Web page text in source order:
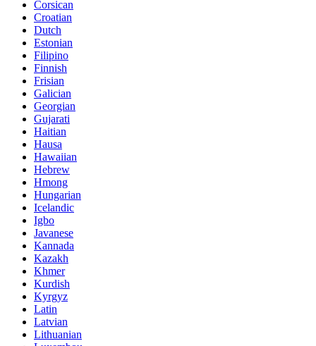
Corsican
Croatian
Dutch
Estonian
Filipino
Finnish
Frisian
Galician
Georgian
Gujarati
Haitian
Hausa
Hawaiian
Hebrew
Hmong
Hungarian
Icelandic
Igbo
Javanese
Kannada
Kazakh
Khmer
Kurdish
Kyrgyz
Latin
Latvian
Lithuanian